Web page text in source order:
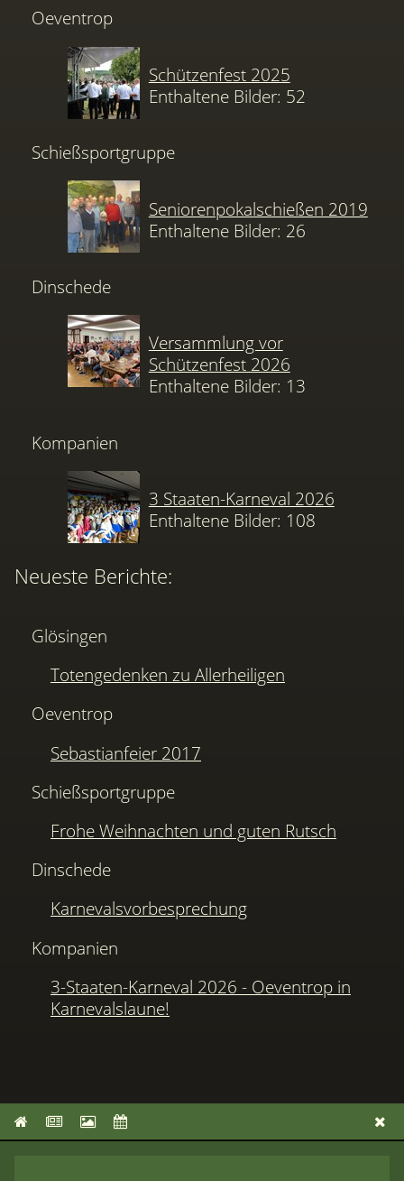
Oeventrop
Schützenfest 2025
Enthaltene Bilder: 52
Schießsportgruppe
Seniorenpokalschießen 2019
Enthaltene Bilder: 26
Dinschede
Versammlung vor
Schützenfest 2026
Enthaltene Bilder: 13
Kompanien
3 Staaten-Karneval 2026
Enthaltene Bilder: 108
Neueste Berichte:
Glösingen
Totengedenken zu Allerheiligen
Oeventrop
Sebastianfeier 2017
Schießsportgruppe
Frohe Weihnachten und guten Rutsch
Dinschede
Karnevalsvorbesprechung
Kompanien
3-Staaten-Karneval 2026 - Oeventrop in
Karnevalslaune!